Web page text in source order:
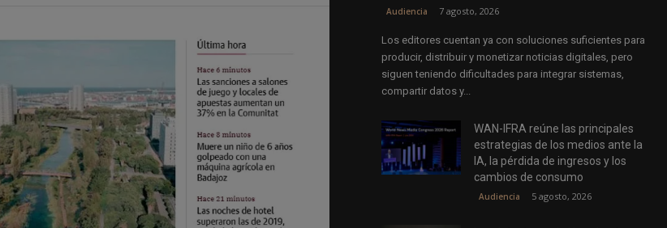
Audiencia 7 agosto, 2026
Los editores cuentan ya con soluciones suficientes para
producir, distribuir y monetizar noticias digitales, pero
siguen teniendo dificultades para integrar sistemas,
compartir datos y...
WAN-IFRA reúne las principales
estrategias de los medios ante la
IA, la pérdida de ingresos y los
cambios de consumo
Audiencia 5 agosto, 2026